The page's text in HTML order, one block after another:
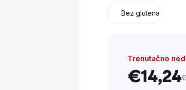
Bez glutena
Trenutačno
€14,24